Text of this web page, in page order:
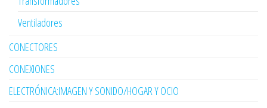
Ventiladores
CONECTORES
CONEXIONES
ELECTRÓNICA:IMAGEN Y SONIDO/HOGAR Y OCIO